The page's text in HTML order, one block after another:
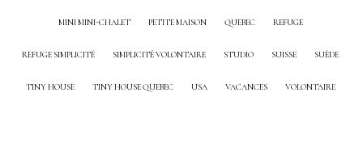
MINI MINI-CHALET PETITE MAISON QUEBEC REFUGE
REFUGE SIMPLICITÉ SIMPLICITÉ VOLONTAIRE STUDIO SUISSE SUÈDE
TINY HOUSE TINY HOUSE QUEBEC USA VACANCES VOLONTAIRE